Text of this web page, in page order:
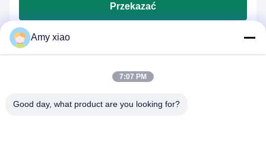
Przekazać
Amy xiao
7:07 PM
Good day, what product are you looking for?